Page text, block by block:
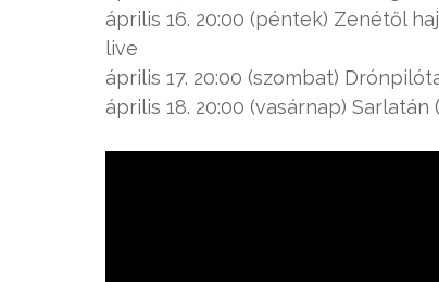
április 16. 20:00 (péntek) Zenétől
live
április 17. 20:00 (szombat)
április 18. 20:00 (vasárnap)